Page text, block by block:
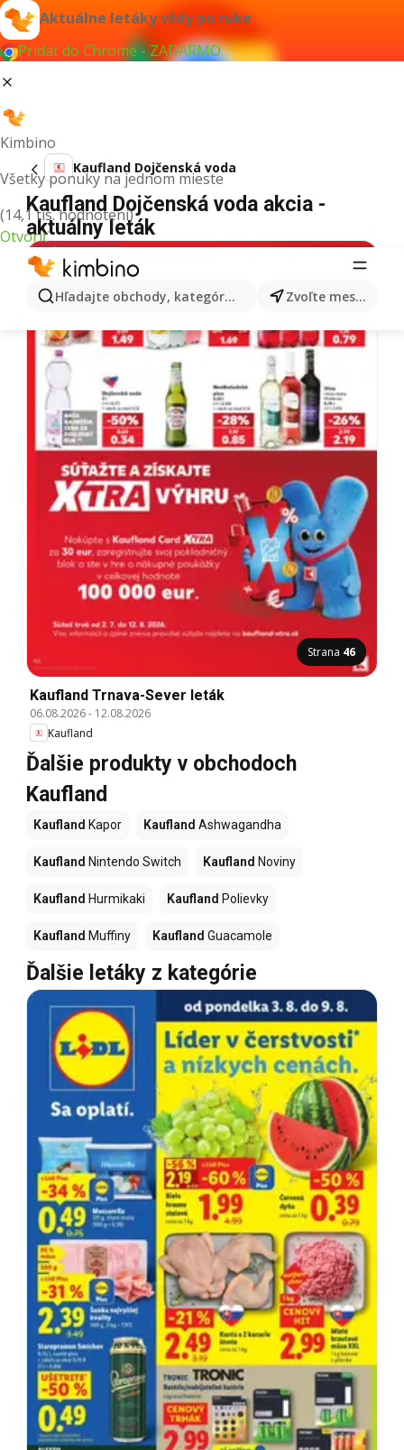
Aktuálne letáky vždy po ruke
Pridať do Chrome - ZADARMO
Kimbino
Všetky ponuky na jednom mieste
(14,1 tis. hodnotení)
Otvoriť
Hľadajte obchody, kategórie, produkty... Zvoľte mesto
Kaufland Dojčenská voda
Kaufland Dojčenská voda akcia -
aktuálny leták
Strana 46
Kaufland Trnava-Sever leták
06.08.2026- 12.08.2026
Kaufland
Ďalšie produkty v obchodoch
Kaufland
Kaufland Kapor Kaufland Ashwagandha
Kaufland Nintendo Switch Kaufland Noviny
Kaufland Hurmikaki Kaufland Polievky
Kaufland Muffiny Kaufland Guacamole
Ďalšie letáky z kategórie